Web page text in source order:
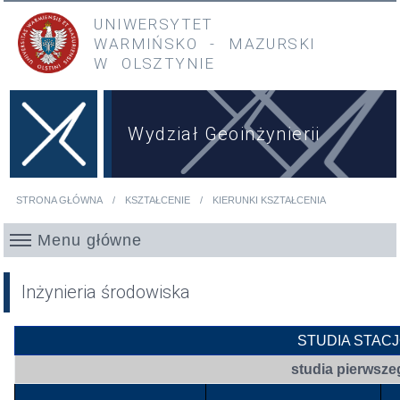
Przejdź do treści
Przejdź do menu głównego
UNIWERSYTET
WARMIŃSKO
- MAZURSKI
W OLSZTYNIE
Wydział Geoinżynierii
STRONA GŁÓWNA KSZTAŁCENIE KIERUNKI KSZTAŁCENIA
Menu główne
Inżynieria środowiska
STUDIA
studia